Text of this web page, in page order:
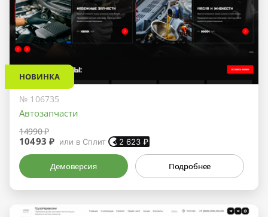
НОВИНКА
№ 106735
Автозапчасти
14990 ₽
10493 ₽ или в Сплит 2 623 ₽
Демоверсия Подробнее